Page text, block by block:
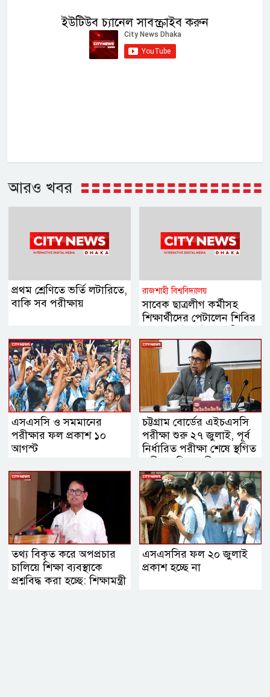
ইউটিউব চ্যানেল সাবস্ক্রাইব করুন
আরও খবর
প্রথম শ্রেণিতে ভর্তি লটারিতে,
বাকি সব পরীক্ষায়
রাজশাহী বিশ্ববিদ্যালয়
সাবেক ছাত্রলীগ কর্মীসহ
শিক্ষার্থীদের পেটালেন শিবির
এসএসসি ও সমমানের
পরীক্ষার ফল প্রকাশ ১০
আগস্ট
চট্টগ্রাম বোর্ডের এইচএসসি
পরীক্ষা শুরু ২৭ জুলাই, পূর্ব
নির্ধারিত পরীক্ষা শেষে স্থগিত
পরীক্ষা: শিক্ষামন্ত্রী
তথ্য বিকৃত করে অপপ্রচার
চালিয়ে শিক্ষা ব্যবস্থাকে
প্রশ্নবিদ্ধ করা হচ্ছে: শিক্ষামন্ত্রী
এসএসসির ফল ২০ জুলাই
প্রকাশ হচ্ছে না